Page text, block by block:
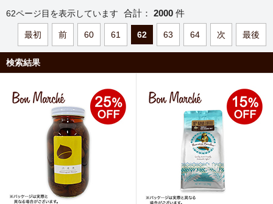
62ページ目を表示しています 合計： 2000 件
最初 前 60 61 62 63 64 次 最後
検索結果